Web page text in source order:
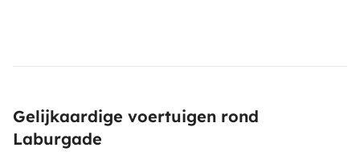
Gelijkaardige voertuigen rond
Laburgade